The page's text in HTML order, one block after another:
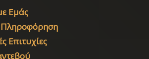
Εμάς
Επιτυχίες